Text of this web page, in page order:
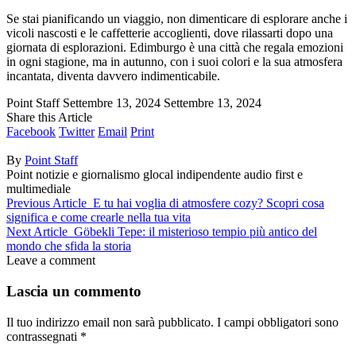
Se stai pianificando un viaggio, non dimenticare di esplorare anche i
vicoli nascosti e le caffetterie accoglienti, dove rilassarti dopo una
giornata di esplorazioni. Edimburgo è una città che regala emozioni
in ogni stagione, ma in autunno, con i suoi colori e la sua atmosfera
incantata, diventa davvero indimenticabile.
Point Staff Settembre 13, 2024 Settembre 13, 2024
Share this Article
Facebook Twitter Email Print
By Point Staff
Point notizie e giornalismo glocal indipendente audio first e
multimediale
Previous Article E tu hai voglia di atmosfere cozy? Scopri cosa
significa e come crearle nella tua vita
Next Article Göbekli Tepe: il misterioso tempio più antico del
mondo che sfida la storia
Leave a comment
Lascia un commento
Il tuo indirizzo email non sarà pubblicato. I campi obbligatori sono
contrassegnati *